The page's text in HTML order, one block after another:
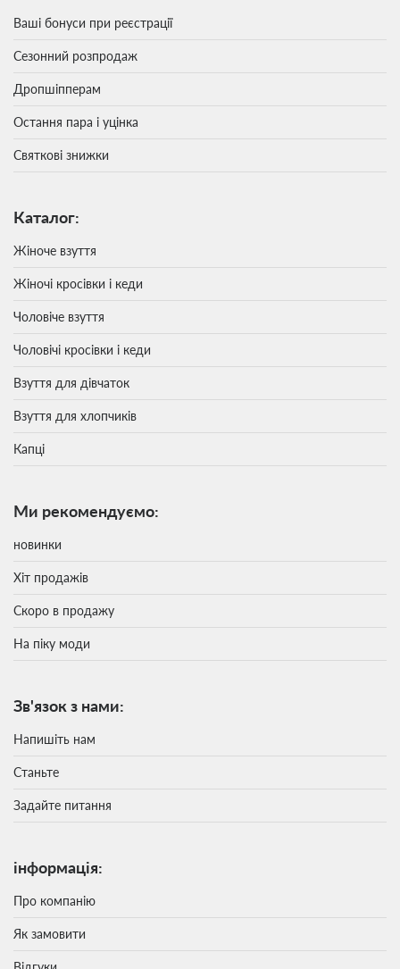
Ваші бонуси при реєстрації
Сезонний розпродаж
Дропшіпперам
Остання пара і уцінка
Святкові знижки
Каталог:
Жіноче взуття
Жіночі кросівки і кеди
Чоловіче взуття
Чоловічі кросівки і кеди
Взуття для дівчаток
Взуття для хлопчиків
Капці
Ми рекомендуємо:
новинки
Хіт продажів
Скоро в продажу
На піку моди
Зв'язок з нами:
Напишіть нам
Станьте
Задайте питання
інформація:
Про компанію
Як замовити